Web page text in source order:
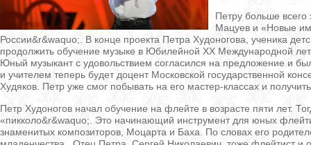
Петру больше
Мацуев и «Новые
России&r&waquo;. В конце проекта Петра Худоногова, ученика
продолжить обучение музыке в Юбилейной ХХ Международной
Юный музыкант с удовольствием согласился на предложение и
и учителем теперь будет доцент Московской государственной
Худяков. Петр уже смог побывать на его мастер-классах и
Петр Худоногов начал обучение на флейте в возрасте пяти лет.
«пикколо&r&waquo;. Это начинающий инструмент для юных
знаменитых композиторов, Моцарта и Баха. По словах его